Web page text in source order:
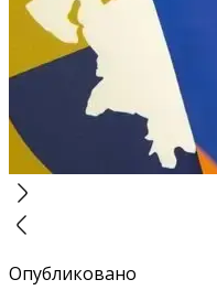
Опубликовано